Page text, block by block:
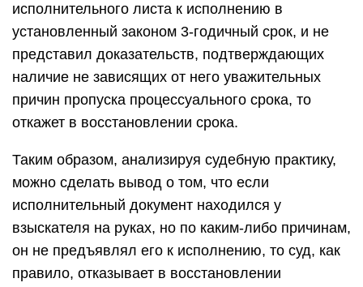
исполнительного листа к исполнению в
установленный законом 3-годичный срок, и не
представил доказательств, подтверждающих
наличие не зависящих от него уважительных
причин пропуска процессуального срока, то
откажет в восстановлении срока.
Таким образом, анализируя судебную практику,
можно сделать вывод о том, что если
исполнительный документ находился у
взыскателя на руках, но по каким-либо причинам,
он не предъявлял его к исполнению, то суд, как
правило, отказывает в восстановлении